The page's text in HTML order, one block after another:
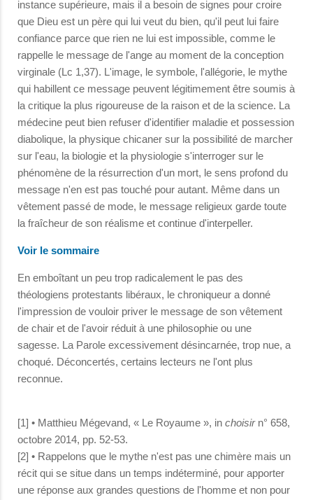
instance supérieure, mais il a besoin de signes pour croire
que Dieu est un père qui lui veut du bien, qu'il peut lui faire
confiance parce que rien ne lui est impossible, comme le
rappelle le message de l'ange au moment de la conception
virginale (Lc 1,37). L'image, le symbole, l'allégorie, le mythe
qui habillent ce message peuvent légitimement être soumis à
la critique la plus rigoureuse de la raison et de la science. La
médecine peut bien refuser d'identifier maladie et possession
diabolique, la physique chicaner sur la possibilité de marcher
sur l'eau, la biologie et la physiologie s'interroger sur le
phénomène de la résurrection d'un mort, le sens profond du
message n'en est pas touché pour autant. Même dans un
vêtement passé de mode, le message religieux garde toute
la fraîcheur de son réalisme et continue d'interpeller.
Voir le sommaire
En emboîtant un peu trop radicalement le pas des
théologiens protestants libéraux, le chroniqueur a donné
l'impression de vouloir priver le message de son vêtement
de chair et de l'avoir réduit à une philosophie ou une
sagesse. La Parole excessivement désincarnée, trop nue, a
choqué. Déconcertés, certains lecteurs ne l'ont plus
reconnue.
[1] • Matthieu Mégevand, « Le Royaume », in choisirn° 658,
octobre 2014, pp. 52-53.
[2] • Rappelons que le mythe n'est pas une chimère mais un
récit qui se situe dans un temps indéterminé, pour apporter
une réponse aux grandes questions de l'homme et non pour